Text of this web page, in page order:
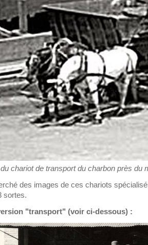
chariot de transport du charbon près du
des images de ces chariots
sortes.
"transport" (voir ci-dessous) :